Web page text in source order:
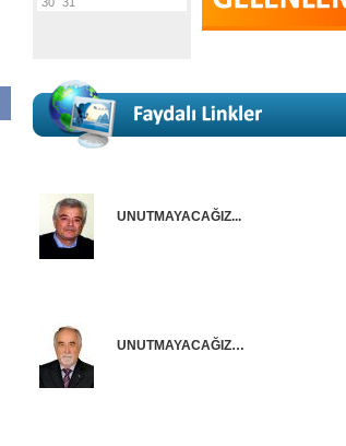
UNUTMAYACAĞIZ...
UNUTMAYACAĞIZ…